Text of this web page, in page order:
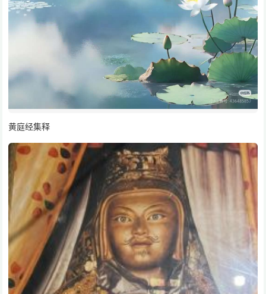
黄庭经集释